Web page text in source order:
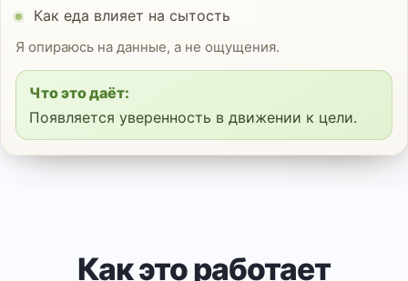
Как еда влияет на сытость
Я опираюсь на данные, а не ощущения.
Что это даёт:
Появляется уверенность в движении к цели.
Как это работает